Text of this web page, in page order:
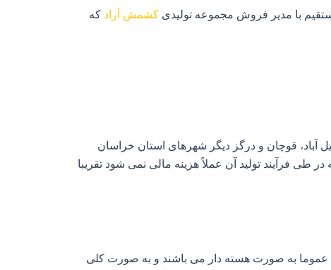
با مدیر فروش مجموعه تولیدی کشمش آراد که
آباد، قوچان و درگز دیگر شهرهای استان خراسان
فرآیند تولید آن عملاً هزینه مالی نمی‌ شود تقریبا
عموما به صورت هسته دار می باشند و به صورت کلی